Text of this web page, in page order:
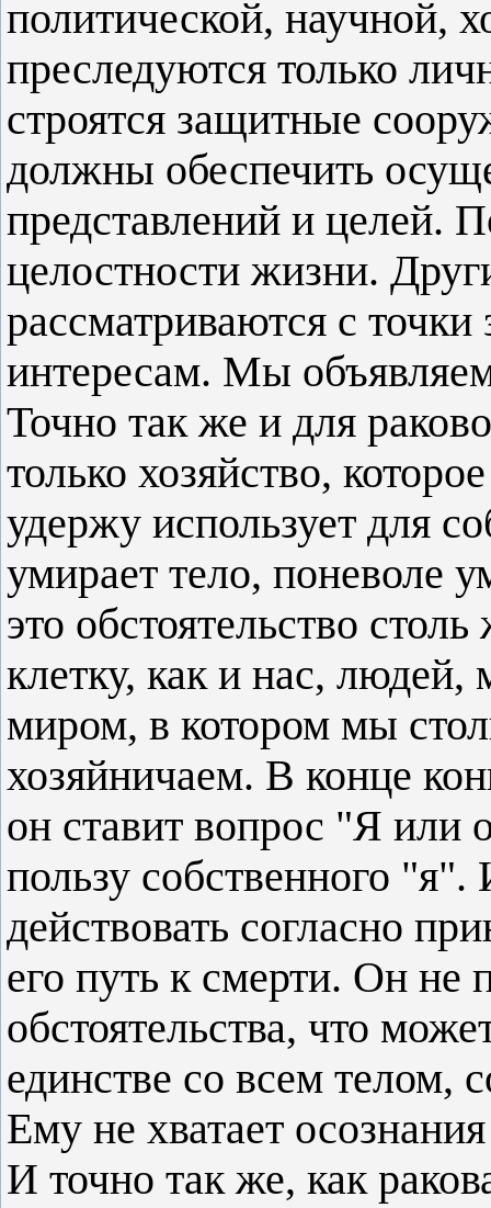
политической, научной,
преследуются только
строятся защитные
должны обеспечить
представлений и целей.
целостности жизни.
рассматриваются с
интересам. Мы
Точно так же и для
только хозяйство,
удержу использует для
умирает тело, поневоле
это обстоятельство
клетку, как и нас, людей,
миром, в котором мы
хозяйничаем. В конце
он ставит вопрос "Я или
пользу собственного "я".
действовать согласно
его путь к смерти. Он не
обстоятельства, что
единстве со всем телом,
Ему не хватает
И точно так же, как